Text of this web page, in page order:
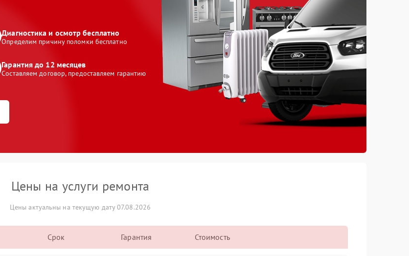
Диагностика и осмотр бесплатно
Определим причину поломки бесплатно
Гарантия до 12 месяцев
Составляем договор, предоставляем гарантию
Цены на услуги ремонта
Цены актуальны на текущую дату 07.08.2026
Срок Гарантия Стоимость